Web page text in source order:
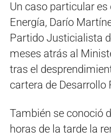
Un caso particular es
Energía, Darío
Partido Justicialista
meses atrás al
tras el
cartera de Desarrollo
También se conoció
horas de la tarde la